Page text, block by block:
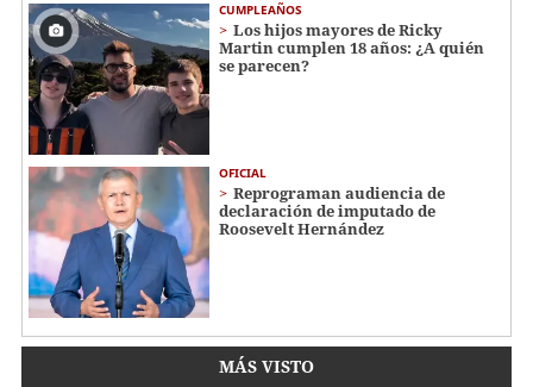
CUMPLEAÑOS
Los hijos mayores de Ricky
Martin cumplen 18 años: ¿A quién
se parecen?
OFICIAL
Reprograman audiencia de
declaración de imputado de
Roosevelt Hernández
MÁS VISTO